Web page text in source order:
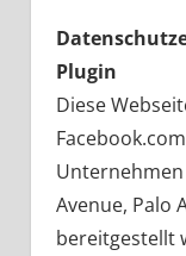
Plugin
Diese
Unternehmen
Avenue, Palo
bereitgestellt